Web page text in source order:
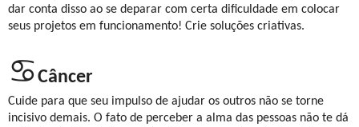
dar conta disso ao se deparar com certa dificuldade em colocar
seus projetos em funcionamento! Crie soluções criativas.
♋Câncer
Cuide para que seu impulso de ajudar os outros não se torne
incisivo demais. O fato de perceber a alma das pessoas não te dá